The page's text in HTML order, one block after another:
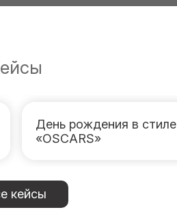
День рождения в стиле
«OSCARS»
кейсы